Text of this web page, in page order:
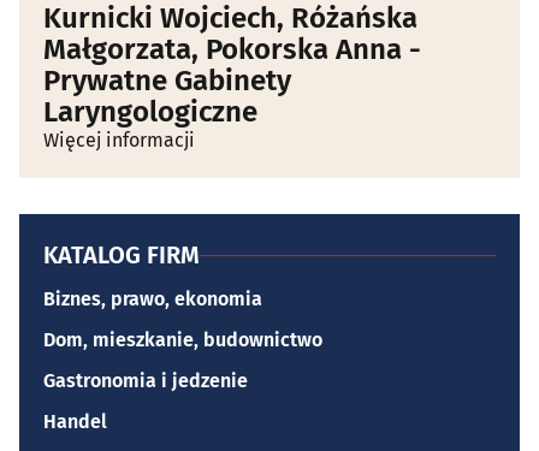
Kurnicki Wojciech, Różańska
Małgorzata, Pokorska Anna -
Prywatne Gabinety
Laryngologiczne
Więcej informacji
KATALOG FIRM
Biznes, prawo, ekonomia
Dom, mieszkanie, budownictwo
Gastronomia i jedzenie
Handel